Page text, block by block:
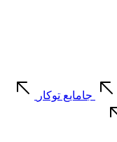
جامایع توکار